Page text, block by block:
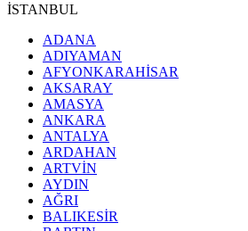
İSTANBUL
ADANA
ADIYAMAN
AFYONKARAHİSAR
AKSARAY
AMASYA
ANKARA
ANTALYA
ARDAHAN
ARTVİN
AYDIN
AĞRI
BALIKESİR